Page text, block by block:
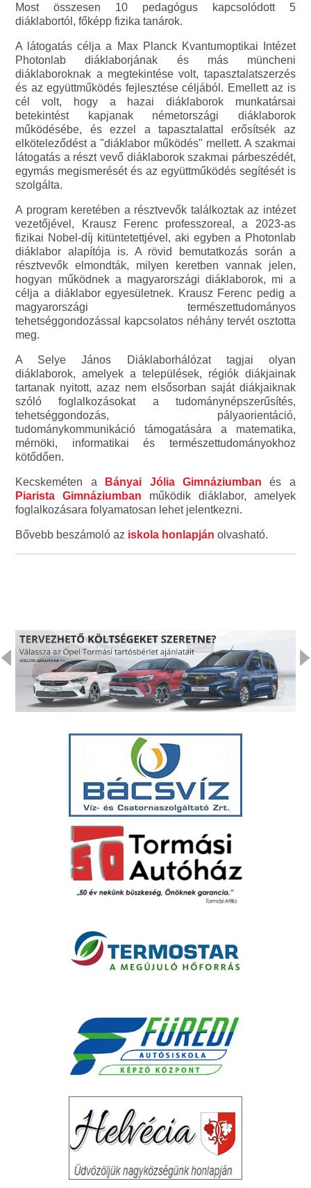
Most összesen 10 pedagógus kapcsolódott 5
diáklabortól, főképp fizika tanárok.
A látogatás célja a Max Planck Kvantumoptikai Intézet
Photonlab diáklaborjának és más müncheni
diáklaboroknak a megtekintése volt, tapasztalatszerzés
és az együttműködés fejlesztése céljából. Emellett az is
cél volt, hogy a hazai diáklaborok munkatársai
betekintést kapjanak németországi diáklaborok
működésébe, és ezzel a tapasztalattal erősítsék az
elköteleződést a "diáklabor működés" mellett. A szakmai
látogatás a részt vevő diáklaborok szakmai párbeszédét,
egymás megismerését és az együttműködés segítését is
szolgálta.
A program keretében a résztvevők találkoztak az intézet
vezetőjével, Krausz Ferenc professzoreal, a 2023-as
fizikai Nobel-díj kitüntetettjével, aki egyben a Photonlab
diáklabor alapítója is. A rövid bemutatkozás során a
résztvevők elmondták, milyen keretben vannak jelen,
hogyan működnek a magyarországi diáklaborok, mi a
célja a diáklabor egyesületnek. Krausz Ferenc pedig a
magyarországi természettudományos
tehetséggondozással kapcsolatos néhány tervét osztotta
meg.
A Selye János Diáklaborhálózat tagjai olyan
diáklaborok, amelyek a települések, régiók diákjainak
tartanak nyitott, azaz nem elsősorban saját diákjaiknak
szóló foglalkozásokat a tudománynépszerűsítés,
tehetséggondozás, pályaorientáció,
tudománykommunikáció támogatására a matematika,
mérnöki, informatikai és természettudományokhoz
kötődően.
Kecskeméten a Bányai Jólia Gimnáziumban és a
Piarista Gimnáziumban működik diáklabor, amelyek
foglalkozásara folyamatosan lehet jelentkezni.
Bővebb beszámoló az iskola honlapján olvasható.